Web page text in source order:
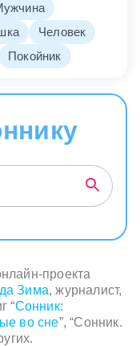
Человек
Покойник
проекта
Зима, журналист,
“Сонник:
во сне”, “Сонник.